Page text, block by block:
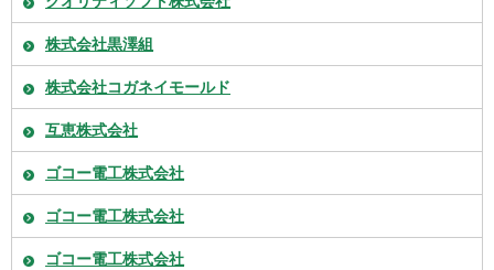
株式会社黒澤組
株式会社コガネイモールド
互恵株式会社
ゴコー電工株式会社
ゴコー電工株式会社
ゴコー電工株式会社